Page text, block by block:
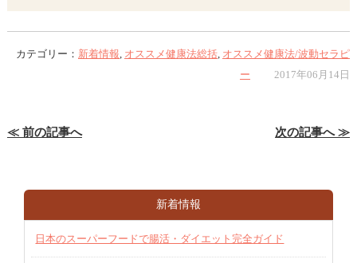
カテゴリー： 新着情報, オススメ健康法総括, オススメ健康法/波動セラピ
ー
2017年06月14日
≪ 前の記事へ 次の記事へ ≫
新着情報
日本のスーパーフードで腸活・ダイエット完全ガイド